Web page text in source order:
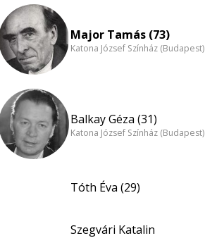
Major Tamás (73)
Katona József Színház (Budapest)
Balkay Géza (31)
Katona József Színház (Budapest)
Tóth Éva (29)
Szegvári Katalin